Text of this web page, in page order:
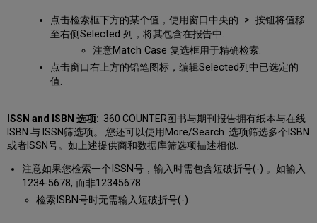
点击检索框下方的某个值，使用窗口中央的 > 按钮将值移
至右侧Selected 列，将其包含在报告中.
注意Match Case 复选框用于精确检索.
点击窗口右上方的铅笔图标，编辑Selected列中已选定的
值.
ISSN and ISBN 选项: 360 COUNTER图书与期刊报告拥有纸本与在线
ISBN 与 ISSN筛选项。 您还可以使用More/Search 选项筛选多个ISBN
或者ISSN号。如上述提供商和数据库筛选项描述相似.
注意如果您检索一个ISSN号，输入时需包含短破折号(-) 。如输入
1234-5678, 而非12345678.
检索ISBN号时无需输入短破折号(-).